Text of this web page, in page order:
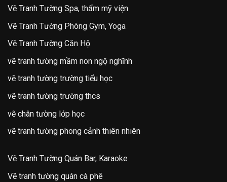
Vẽ Tranh Tường Spa, thẩm mỹ viện
Vẽ Tranh Tường Phòng Gym, Yoga
Vẽ Tranh Tường Căn Hộ
vẽ tranh tường mầm non ngộ nghĩnh
vẽ tranh tường trường tiểu học
vẽ tranh tường trường thcs
vẽ chân tường lớp học
vẽ tranh tường phong cảnh thiên nhiên
Vẽ Tranh Tường Quán Bar, Karaoke
Vẽ tranh tường quán cà phê